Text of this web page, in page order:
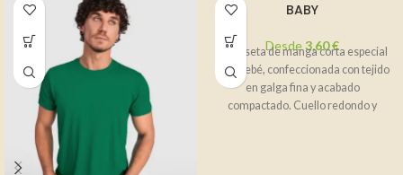
BABY
Desde3,60€
Camiseta de manga corta especial
para bebé, confeccionada con tejido
en galga fina y acabado
compactado. Cuello redondo y